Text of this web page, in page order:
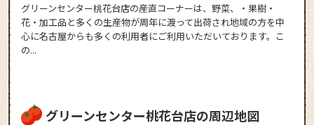
グリーンセンター桃花台店の産直コーナーは、野菜、・果樹・
花・加工品と多くの生産物が周年に渡って出荷され地域の方を中
心に名古屋からも多くの利用者にご利用いただいております。こ
の...
グリーンセンター桃花台店の周辺地図